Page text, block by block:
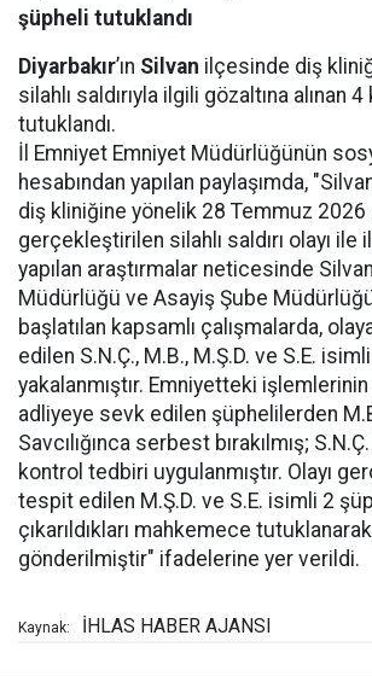
şüpheli tutuklandı
Diyarbakır’ın Silvan ilçesinde diş
silahlı saldırıyla ilgili gözaltına alınan
tutuklandı.
İl Emniyet Emniyet Müdürlüğünün
hesabından yapılan paylaşımda,
diş kliniğine yönelik 28 Temmuz 2026
gerçekleştirilen silahlı saldırı olayı ile
yapılan araştırmalar neticesinde
Müdürlüğü ve Asayiş Şube
başlatılan kapsamlı çalışmalarda,
edilen S.N.Ç., M.B., M.Ş.D. ve S.E.
yakalanmıştır. Emniyetteki işlemlerinin
adliyeye sevk edilen şüphelilerden
Savcılığınca serbest bırakılmış;
kontrol tedbiri uygulanmıştır. Olayı
tespit edilen M.Ş.D. ve S.E. isimli 2
çıkarıldıkları mahkemece
gönderilmiştir" ifadelerine yer verildi.
Kaynak: İHLAS HABER AJANSI